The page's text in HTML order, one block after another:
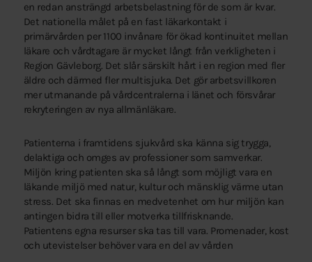
en redan ansträngd arbetsbelastning för de som är kvar.
Det nationella målet på en fast läkarkontakt i
primärvården per 1100 invånare för ökad kontinuitet mellan
läkare och vårdtagare är mycket långt från verkligheten i
Region Gävleborg. Det slår särskilt hårt i en region med fler
äldre och därmed fler multisjuka. Det gör arbetsvillkoren
mer utmanande på vårdcentralerna i länet och försvårar
rekryteringen av nya allmänläkare.
Patienterna i framtidens sjukvård ska känna sig trygga,
delaktiga och omges av professioner som samverkar.
Miljön kring patienten ska så långt som möjligt vara en
läkande miljö med natur, kultur och mänsklig värme utan
stress. Det ska finnas en medvetenhet om hur miljön kan
antingen bidra till eller motverka tillfrisknande.
Patientens egna resurser ska tas till vara. Promenader, kost
och utevistelser behöver vara en del av vården